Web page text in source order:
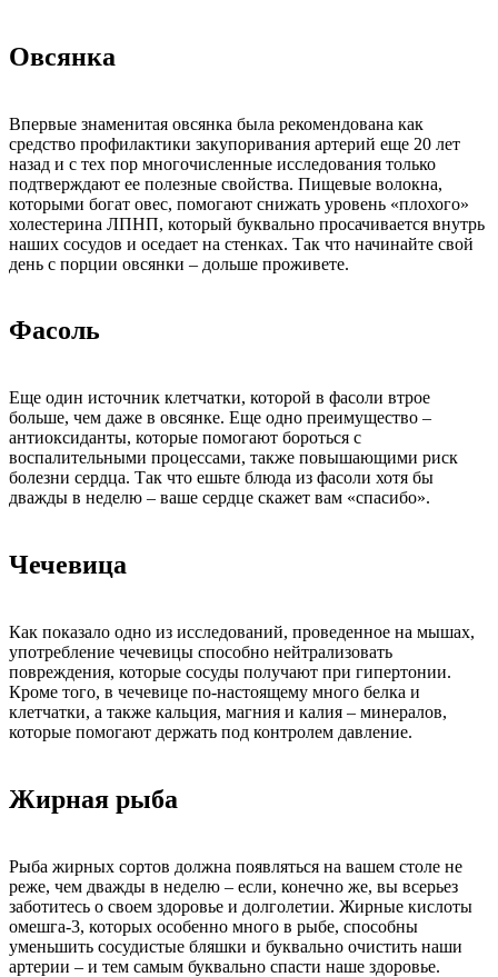
Овсянка
Впервые знаменитая овсянка была рекомендована как
средство профилактики закупоривания артерий еще 20 лет
назад и с тех пор многочисленные исследования только
подтверждают ее полезные свойства. Пищевые волокна,
которыми богат овес, помогают снижать уровень «плохого»
холестерина ЛПНП, который буквально просачивается внутрь
наших сосудов и оседает на стенках. Так что начинайте свой
день с порции овсянки – дольше проживете.
Фасоль
Еще один источник клетчатки, которой в фасоли втрое
больше, чем даже в овсянке. Еще одно преимущество –
антиоксиданты, которые помогают бороться с
воспалительными процессами, также повышающими риск
болезни сердца. Так что ешьте блюда из фасоли хотя бы
дважды в неделю – ваше сердце скажет вам «спасибо».
Чечевица
Как показало одно из исследований, проведенное на мышах,
употребление чечевицы способно нейтрализовать
повреждения, которые сосуды получают при гипертонии.
Кроме того, в чечевице по-настоящему много белка и
клетчатки, а также кальция, магния и калия – минералов,
которые помогают держать под контролем давление.
Жирная рыба
Рыба жирных сортов должна появляться на вашем столе не
реже, чем дважды в неделю – если, конечно же, вы всерьез
заботитесь о своем здоровье и долголетии. Жирные кислоты
омешга-3, которых особенно много в рыбе, способны
уменьшить сосудистые бляшки и буквально очистить наши
артерии – и тем самым буквально спасти наше здоровье.